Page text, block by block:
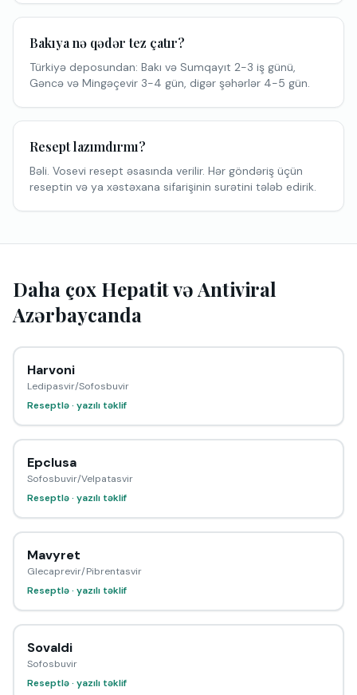
Bakıya nə qədər tez çatır?
Türkiyə deposundan: Bakı və Sumqayıt 2-3 iş günü,
Gəncə və Mingəçevir 3-4 gün, digər şəhərlər 4-5 gün.
Resept lazımdırmı?
Bəli. Vosevi resept əsasında verilir. Hər göndəriş üçün
reseptin və ya xəstəxana sifarişinin surətini tələb edirik.
Daha çox Hepatit və Antiviral
Azərbaycanda
Harvoni
Ledipasvir/Sofosbuvir
Reseptlə · yazılı təklif
Epclusa
Sofosbuvir/Velpatasvir
Reseptlə · yazılı təklif
Mavyret
Glecaprevir/Pibrentasvir
Reseptlə · yazılı təklif
Sovaldi
Sofosbuvir
Reseptlə · yazılı təklif